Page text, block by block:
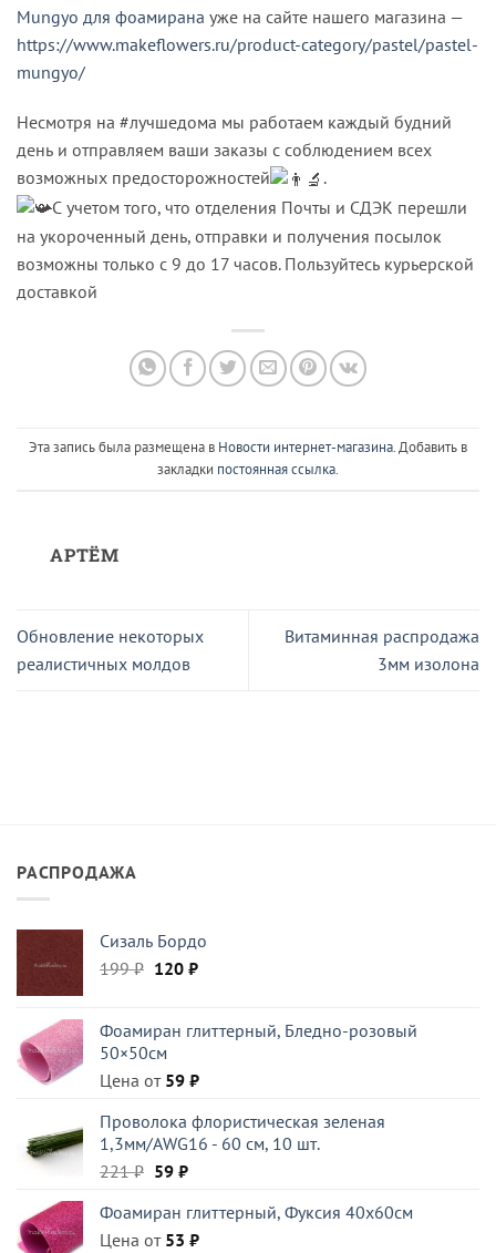
Mungyo для фоамирана уже на сайте нашего магазина —
https://www.makeflowers.ru/product-category/pastel/pastel-
mungyo/
Несмотря на #лучшедома мы работаем каждый будний
день и отправляем ваши заказы с соблюдением всех
возможных предосторожностей
.
С учетом того, что отделения Почты и СДЭК перешли
на укороченный день, отправки и получения посылок
возможны только с 9 до 17 часов. Пользуйтесь курьерской
доставкой
Эта запись была размещена в Новости интернет-магазина. Добавить в
закладки постоянная ссылка.
АРТЁМ
Обновление некоторых
реалистичных молдов
Витаминная распродажа
3мм изолона
РАСПРОДАЖА
Сизаль Бордо
199₽ Первоначальная
199 ₽.
120 ₽Текущая
Фоамиран глиттерный, Бледно-розовый
50×50см
Цена от 59 ₽
Проволока флористическая зеленая
1,3мм/AWG16 - 60 см, 10 шт.
221₽ Первоначальная
составляла
221 ₽.
59 ₽Текущая
59 ₽.
Фоамиран глиттерный, Фуксия 40x60см
Цена от 53 ₽